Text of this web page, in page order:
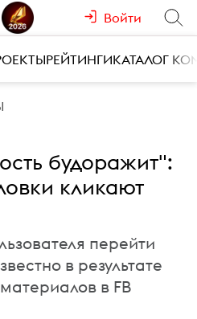
Войти
РЕЙТИНГИКАТАЛОГ
будоражит":
кликают
перейти
в результате
в FB